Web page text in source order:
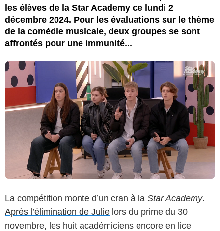
les élèves de la Star Academy ce lundi 2
décembre 2024. Pour les évaluations sur le thème
de la comédie musicale, deux groupes se sont
affrontés pour une immunité...
La compétition monte d’un cran à la Star Academy.
Après l’élimination de Julie lors du prime du 30
novembre, les huit académiciens encore en lice